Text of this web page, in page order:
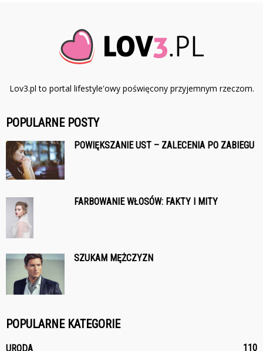
Lov3.pl to portal lifestyle'owy poświęcony przyjemnym rzeczom.
POPULARNE POSTY
POWIĘKSZANIE UST – ZALECENIA PO ZABIEGU
FARBOWANIE WŁOSÓW: FAKTY I MITY
SZUKAM MĘŻCZYZN
POPULARNE KATEGORIE
URODA 110